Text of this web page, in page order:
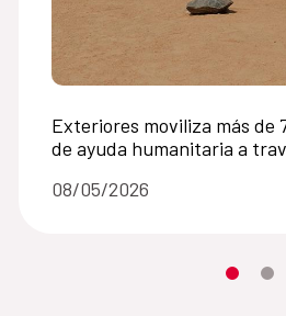
Exteriores moviliza más de
de ayuda humanitaria a
08/05/2026
Moves